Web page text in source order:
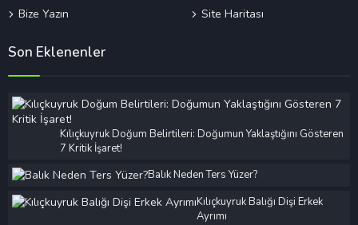
Bize Yazın Site Haritası
Son Eklenenler
Kılıçkuyruk Doğum Belirtileri: Doğumun Yaklaştığını Gösteren
7 Kritik İşaret!
Balık Neden Ters Yüzer?
Kılıçkuyruk Balığı Dişi Erkek
Ayrımı